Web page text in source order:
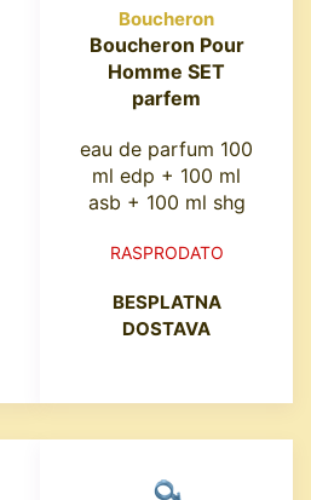
Boucheron
Boucheron Pour
Homme SET
parfem
eau de parfum 100
ml edp + 100 ml
asb + 100 ml shg
RASPRODATO
BESPLATNA
DOSTAVA